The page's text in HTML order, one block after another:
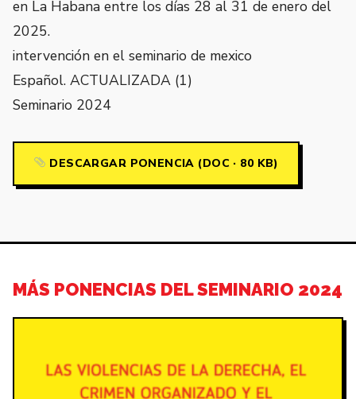
en La Habana entre los días 28 al 31 de enero del
2025.
intervención en el seminario de mexico
Español. ACTUALIZADA (1)
Seminario 2024
DESCARGAR PONENCIA (DOC · 80 KB)
MÁS PONENCIAS DEL SEMINARIO 2024